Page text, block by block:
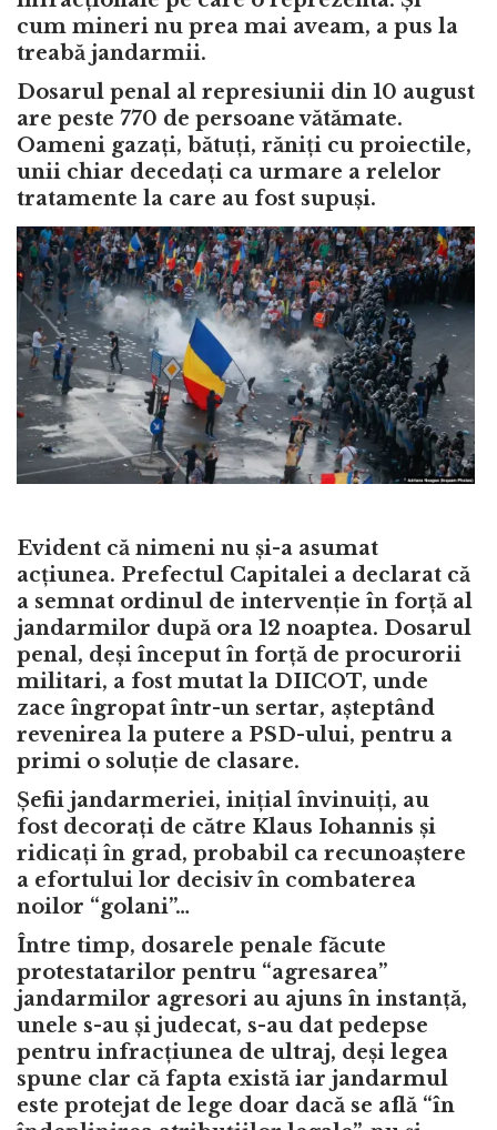
cum mineri nu prea mai aveam, a pus la
treabă jandarmii.
Dosarul penal al represiunii din 10 august
are peste 770 de persoane vătămate.
Oameni gazați, bătuți, răniți cu proiectile,
unii chiar decedați ca urmare a relelor
tratamente la care au fost supuși.
Evident că nimeni nu și-a asumat
acțiunea. Prefectul Capitalei a declarat că
a semnat ordinul de intervenție în forță al
jandarmilor după ora 12 noaptea. Dosarul
penal, deși început în forță de procurorii
militari, a fost mutat la DIICOT, unde
zace îngropat într-un sertar, așteptând
revenirea la putere a PSD-ului, pentru a
primi o soluție de clasare.
Șefii jandarmeriei, inițial învinuiți, au
fost decorați de către Klaus Iohannis și
ridicați în grad, probabil ca recunoaștere
a efortului lor decisiv în combaterea
noilor “golani”…
Între timp, dosarele penale făcute
protestatarilor pentru “agresarea”
jandarmilor agresori au ajuns în instanță,
unele s-au și judecat, s-au dat pedepse
pentru infracțiunea de ultraj, deși legea
spune clar că fapta există iar jandarmul
este protejat de lege doar dacă se află “în